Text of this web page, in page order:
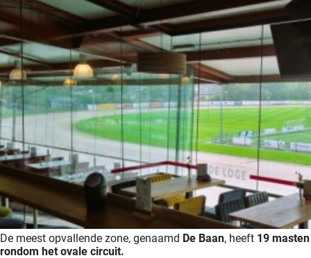
De meest opvallende zone, genaamd De Baan, heeft 19 masten
rondom het ovale circuit.